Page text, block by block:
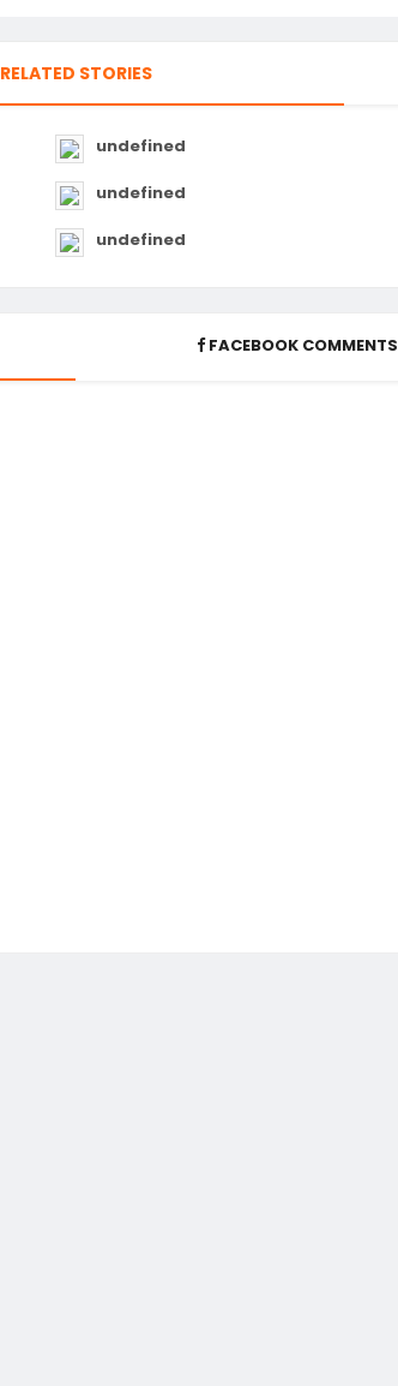
RELATED STORIES
undefined
undefined
undefined
FACEBOOK COMMENTS